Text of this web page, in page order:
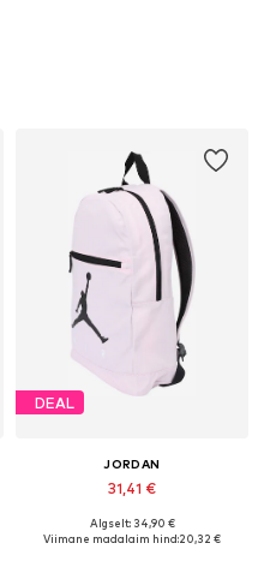
DEAL
JORDAN
31,41 €
Saadaolevad suurused: One Size
Algselt: 34,90 €
Viimane madalaim hind:20,32 €